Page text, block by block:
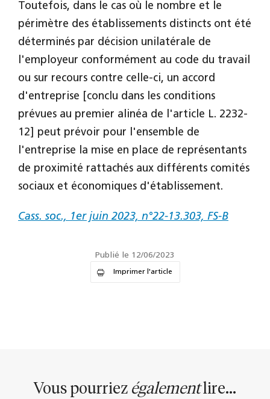
Toutefois, dans le cas où le nombre et le
périmètre des établissements distincts ont été
déterminés par décision unilatérale de
l'employeur conformément au code du travail
ou sur recours contre celle-ci, un accord
d'entreprise [conclu dans les conditions
prévues au premier alinéa de l'article L. 2232-
12] peut prévoir pour l'ensemble de
l'entreprise la mise en place de représentants
de proximité rattachés aux différents comités
sociaux et économiques d'établissement.
Cass. soc., 1er juin 2023, n°22-13.303, FS-B
Publié le 12/06/2023
Imprimer l'article
Vous pourriez égalementlire...